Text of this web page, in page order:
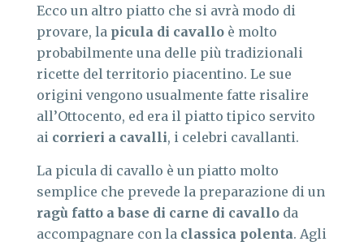
Ecco un altro piatto che si avrà modo di
provare, la picula di cavallo è molto
probabilmente una delle più tradizionali
ricette del territorio piacentino. Le sue
origini vengono usualmente fatte risalire
all’Ottocento, ed era il piatto tipico servito
ai corrieri a cavalli, i celebri cavallanti.
La picula di cavallo è un piatto molto
semplice che prevede la preparazione di un
ragù fatto a base di carne di cavallo da
accompagnare con la classica polenta. Agli